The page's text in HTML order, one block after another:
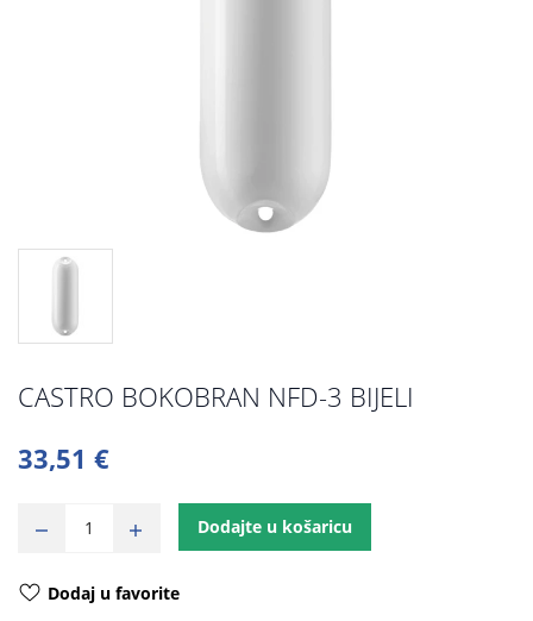
CASTRO BOKOBRAN NFD-3 BIJELI
33,51 €
Dodajte u košaricu
Dodaj u favorite